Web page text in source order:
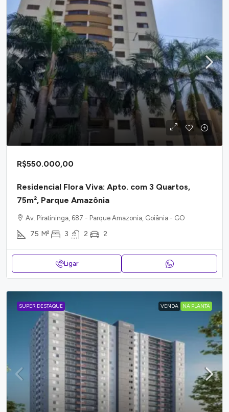
R$550.000,00
Residencial Flora Viva: Apto. com 3 Quartos,
75m², Parque Amazônia
Av. Piratininga, 687 - Parque Amazonia, Goiânia - GO
75 M² 3 2 2
Ligar
SUPER DESTAQUE VENDA NA PLANTA